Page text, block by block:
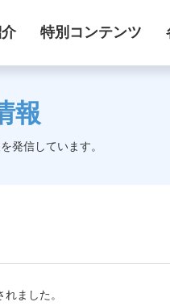
特別コンテンツ
報
発信しています。
ました。